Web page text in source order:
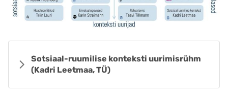
Sotsiaal-ruumilise konteksti uurimisrühm
(Kadri Leetmaa, TÜ)